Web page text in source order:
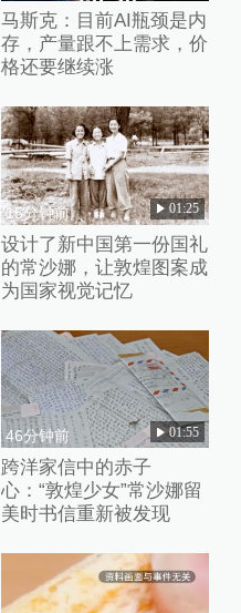
马斯克：目前AI瓶颈是内
存，产量跟不上需求，价
格还要继续涨
15分钟前 01:25
设计了新中国第一份国礼
的常沙娜，让敦煌图案成
为国家视觉记忆
46分钟前 01:55
跨洋家信中的赤子
心：“敦煌少女”常沙娜留
美时书信重新被发现